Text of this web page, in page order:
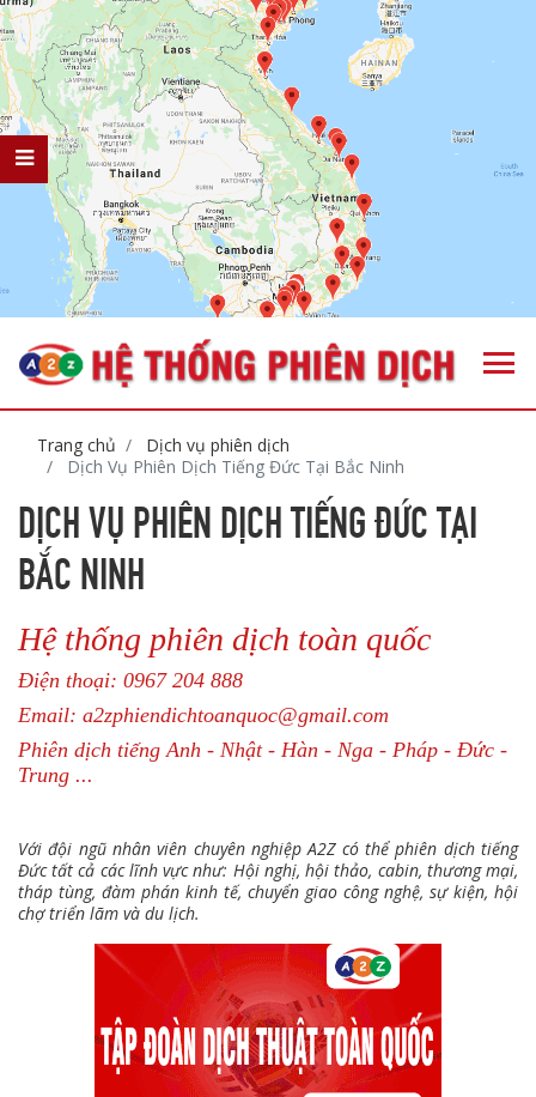
Trang chủ
Dịch vụ phiên dịch
Dịch Vụ Phiên Dịch Tiếng Đức Tại Bắc Ninh
DỊCH VỤ PHIÊN DỊCH TIẾNG ĐỨC TẠI
BẮC NINH
Hệ thống phiên dịch toàn quốc
Điện thoại: 0967 204 888
Email: a2zphiendichtoanquoc@gmail.com
Phiên dịch tiếng Anh - Nhật - Hàn - Nga - Pháp - Đức -
Trung ...
Với đội ngũ nhân viên chuyên nghiệp A2Z có thể phiên dịch tiếng
Đức tất cả các lĩnh vực như: Hội nghị, hội thảo, cabin, thương mại,
tháp tùng, đàm phán kinh tế, chuyển giao công nghệ, sự kiện, hội
chợ triển lãm và du lịch.